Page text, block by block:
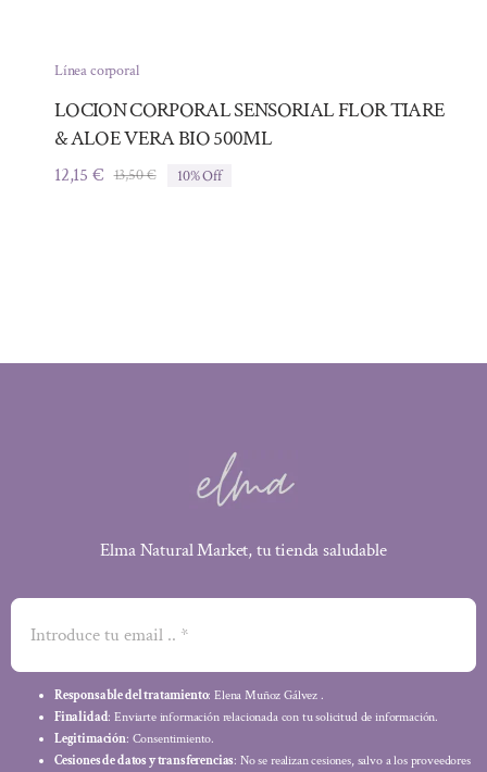
Línea corporal
LOCION CORPORAL SENSORIAL FLOR TIARE
& ALOE VERA BIO 500ML
13,50€El
12,15 €
El
10% Off
Elma Natural Market, tu tienda saludable
Responsable del tratamiento: Elena Muñoz Gálvez .
Finalidad: Enviarte información relacionada con tu solicitud de información.
Legitimación: Consentimiento.
Cesiones de datos y transferencias: No se realizan cesiones, salvo a los proveedores